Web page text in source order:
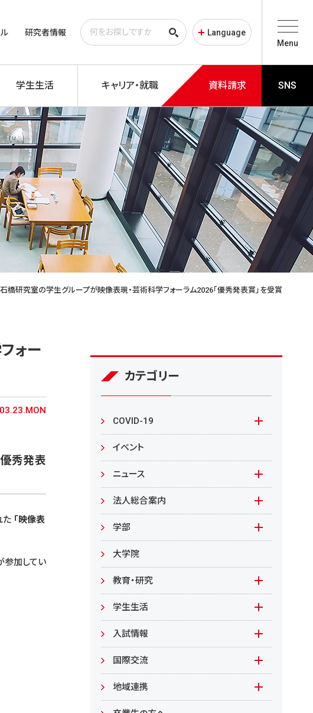
研究者情報 Language
学生生活 キャリア・就職 資料請求 SNS
Menu
橋研究室の学生グループが映像表現・芸術科学フォーラム2026「優秀発表賞」を受賞
ォー
秀発表
た 「映像表
参加してい
カテゴリー
COVID-19
本学の対応
在学生の皆様へ
来学される皆様へ
イベント
ニュース
報道資料
基本情報
法人総合案内
入札情報
教職員募集
教職員募集（教員）
学部
文学部
日文
英米
環境資源
居住環境
食健康
大学院
教育・研究
教育
地域連携型学生研究(旧学生GP)
もやいすと育成プログラム
学生生活
在学生の方へ
入試情報
入試情報(学部)
入試情報(大学院)
国際交流
Global Lounge
地域連携